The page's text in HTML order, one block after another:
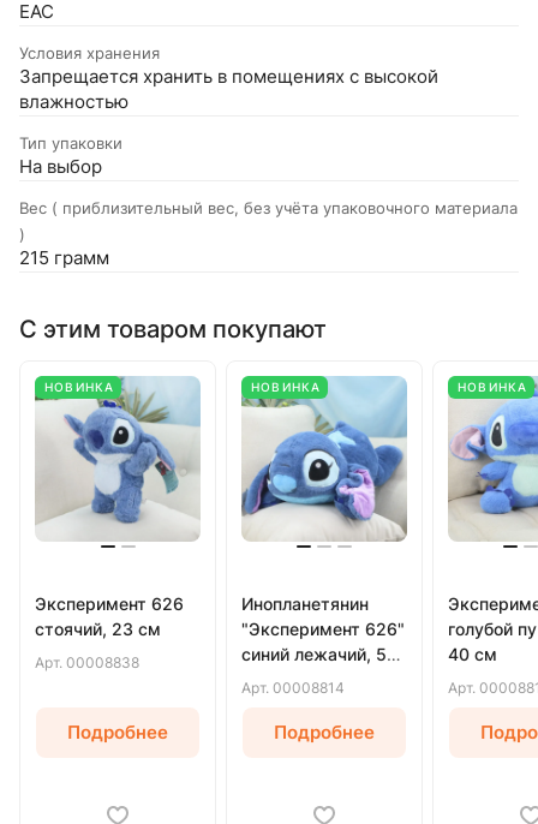
EAC
Условия хранения
Запрещается хранить в помещениях с высокой
влажностью
Тип упаковки
На выбор
Вес ( приблизительный вес, без учёта упаковочного материала
)
215 грамм
С этим товаром покупают
НОВИНКА
Эксперимент 626
стоячий, 23 см
Арт. 00008838
Подробнее
НОВИНКА
Инопланетянин
"Эксперимент 626"
синий лежачий, 53
см
Арт. 00008814
Подробнее
НОВИНКА
голубой
40 см
Арт.